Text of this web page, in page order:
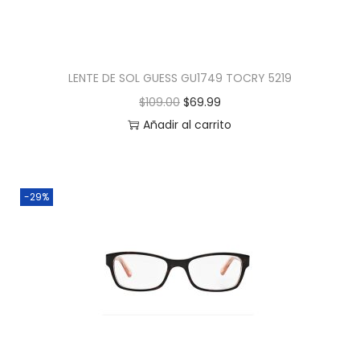
LENTE DE SOL GUESS GU1749 TOCRY 5219
$109.00 $69.99
Añadir al carrito
-29%